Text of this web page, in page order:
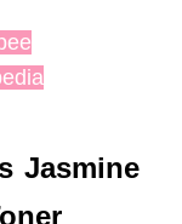
Jasmine